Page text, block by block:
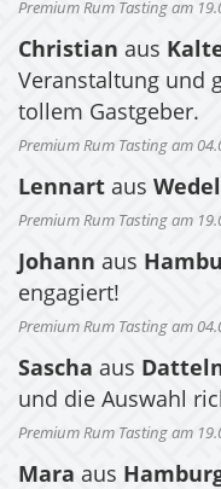
Premium Rum Tasting am
Christian aus
Veranstaltung und
tollem Gastgeber.
Premium Rum Tasting am
Lennart aus Wedel
Premium Rum Tasting am
Johann aus
engagiert!
Premium Rum Tasting am
Sascha aus
und die Auswahl
Premium Rum Tasting am
Mara aus